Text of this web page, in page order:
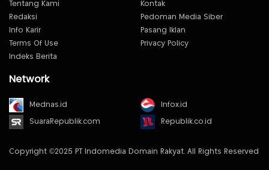
Tentang Kami
Kontak
Redaksi
Pedoman Media Siber
Info Karir
Pasang Iklan
Terms Of Use
Privacy Policy
Indeks Berita
Network
Mednas.id Infox.id
SuaraRepublik.com Republik.co.id
Copyright ©2025 PT Indomedia Domain Rakyat. All Rights Reserved